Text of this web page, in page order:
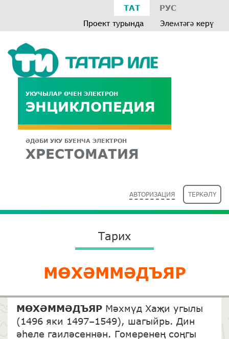
ТАТ РУС
Проект турында Элемтәгә керү
УКУЧЫЛАР ӨЧЕН ЭЛЕКТРОН
ЭНЦИКЛОПЕДИЯ
ӘДӘБИ УКУ БУЕНЧА ЭЛЕКТРОН
ХРЕСТОМАТИЯ
АВТОРИЗАЦИЯ ТЕРКӘЛҮ
Тарих
МӨХӘММӘДЪЯР
МӨХӘММӘДЪЯРМәхмүд Хаҗи угылы
(1496 яки 1497–1549), шагыйрь. Дин
әһеле гаиләсеннән. Гомеренең соңгы